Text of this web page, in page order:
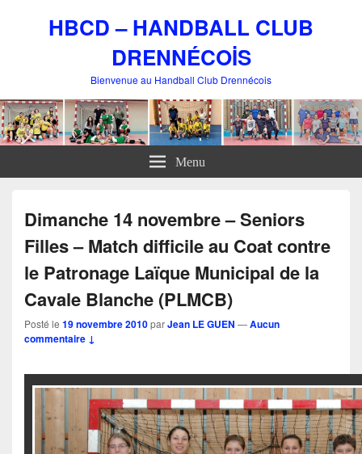
HBCD – HANDBALL CLUB
DRENNÉCOİS
Bienvenue au Handball Club Drennécois
Menu
Dimanche 14 novembre – Seniors
Filles – Match difficile au Coat contre
le Patronage Laïque Municipal de la
Cavale Blanche (PLMCB)
Posté le 19 novembre 2010parJean LE GUEN —Aucun
commentaire ↓